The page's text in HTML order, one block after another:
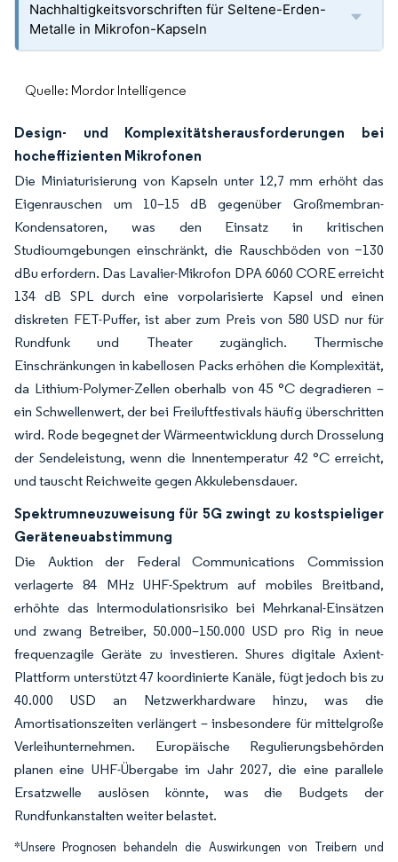
Nachhaltigkeitsvorschriften für Seltene-Erden-
Metalle in Mikrofon-Kapseln
Quelle: Mordor Intelligence
Design- und Komplexitätsherausforderungen bei
hocheffizienten Mikrofonen
Die Miniaturisierung von Kapseln unter 12,7 mm erhöht das
Eigenrauschen um 10–15 dB gegenüber Großmembran-
Kondensatoren, was den Einsatz in kritischen
Studioumgebungen einschränkt, die Rauschböden von −130
dBu erfordern. Das Lavalier-Mikrofon DPA 6060 CORE erreicht
134 dB SPL durch eine vorpolarisierte Kapsel und einen
diskreten FET-Puffer, ist aber zum Preis von 580 USD nur für
Rundfunk und Theater zugänglich. Thermische
Einschränkungen in kabellosen Packs erhöhen die Komplexität,
da Lithium-Polymer-Zellen oberhalb von 45 °C degradieren –
ein Schwellenwert, der bei Freiluftfestivals häufig überschritten
wird. Rode begegnet der Wärmeentwicklung durch Drosselung
der Sendeleistung, wenn die Innentemperatur 42 °C erreicht,
und tauscht Reichweite gegen Akkulebensdauer.
Spektrumneuzuweisung für 5G zwingt zu kostspieliger
Geräteneuabstimmung
Die Auktion der Federal Communications Commission
verlagerte 84 MHz UHF-Spektrum auf mobiles Breitband,
erhöhte das Intermodulationsrisiko bei Mehrkanal-Einsätzen
und zwang Betreiber, 50.000–150.000 USD pro Rig in neue
frequenzagile Geräte zu investieren. Shures digitale Axient-
Plattform unterstützt 47 koordinierte Kanäle, fügt jedoch bis zu
40.000 USD an Netzwerkhardware hinzu, was die
Amortisationszeiten verlängert – insbesondere für mittelgroße
Verleihunternehmen. Europäische Regulierungsbehörden
planen eine UHF-Übergabe im Jahr 2027, die eine parallele
Ersatzwelle auslösen könnte, was die Budgets der
Rundfunkanstalten weiter belastet.
*Unsere Prognosen behandeln die Auswirkungen von Treibern und